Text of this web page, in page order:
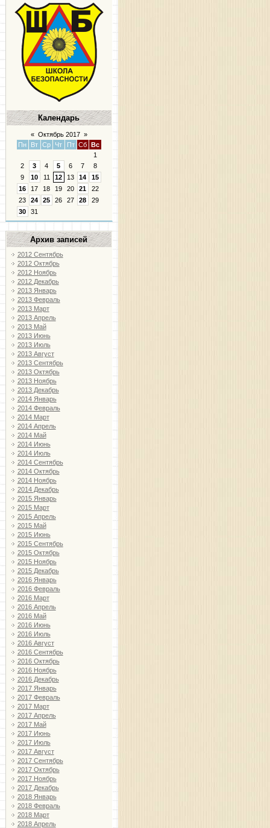
Календарь
« Октябрь 2017 »
Пн
Вт Ср Чт Пт Сб
Вс
1
2
3 4 5 6 7
8
9
10 11 12 13 14
15
16
17 18 19 20 21
22
23
24 25 26 27 28
29
30
31
Архив записей
2012 Сентябрь
2012 Октябрь
2012 Ноябрь
2012 Декабрь
2013 Январь
2013 Февраль
2013 Март
2013 Апрель
2013 Май
2013 Июнь
2013 Июль
2013 Август
2013 Сентябрь
2013 Октябрь
2013 Ноябрь
2013 Декабрь
2014 Январь
2014 Февраль
2014 Март
2014 Апрель
2014 Май
2014 Июнь
2014 Июль
2014 Сентябрь
2014 Октябрь
2014 Ноябрь
2014 Декабрь
2015 Январь
2015 Март
2015 Апрель
2015 Май
2015 Июнь
2015 Сентябрь
2015 Октябрь
2015 Ноябрь
2015 Декабрь
2016 Январь
2016 Февраль
2016 Март
2016 Апрель
2016 Май
2016 Июнь
2016 Июль
2016 Август
2016 Сентябрь
2016 Октябрь
2016 Ноябрь
2016 Декабрь
2017 Январь
2017 Февраль
2017 Март
2017 Апрель
2017 Май
2017 Июнь
2017 Июль
2017 Август
2017 Сентябрь
2017 Октябрь
2017 Ноябрь
2017 Декабрь
2018 Январь
2018 Февраль
2018 Март
2018 Апрель